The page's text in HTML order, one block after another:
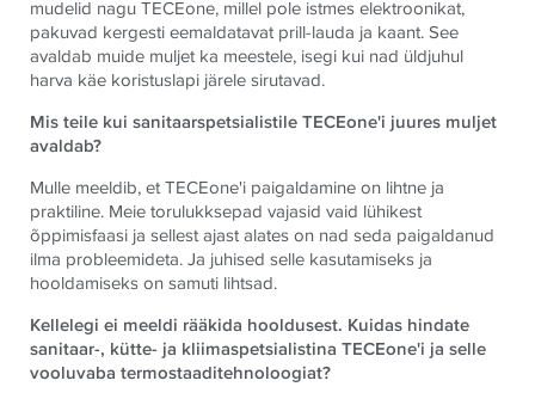
mudelid naguTECEone, millel pole istmes elektroonikat,
pakuvad kergesti eemaldatavat prill-lauda ja kaant. See
avaldab muide muljet ka meestele, isegi kui nad üldjuhul
harva käe koristuslapi järele sirutavad.
Mis teile kui sanitaarspetsialistileTECEone'i juures muljet
avaldab?
Mulle meeldib, etTECEone'i paigaldamine on lihtne ja
praktiline. Meie torulukksepad vajasid vaid lühikest
õppimisfaasi ja sellest ajast alates on nad seda paigaldanud
ilma probleemideta. Ja juhised selle kasutamiseks ja
hooldamiseks on samuti lihtsad.
Kellelegi ei meeldi rääkida hooldusest. Kuidas hindate
sanitaar-, kütte- ja kliimaspetsialistina TECEone'i ja selle
vooluvaba termostaaditehnoloogiat?